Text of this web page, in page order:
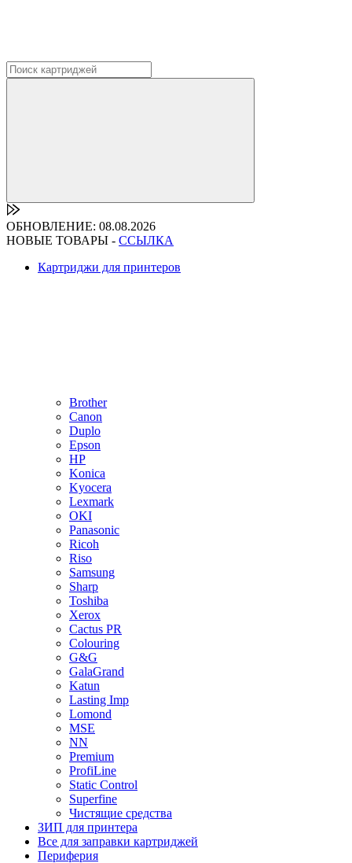
ОБНОВЛЕНИЕ: 08.08.2026
НОВЫЕ ТОВАРЫ - ССЫЛКА
Картриджи для принтеров
Brother
Canon
Duplo
Epson
HP
Konica
Kyocera
Lexmark
OKI
Panasonic
Ricoh
Riso
Samsung
Sharp
Toshiba
Xerox
Cactus PR
Colouring
G&G
GalaGrand
Katun
Lasting Imp
Lomond
MSE
NN
Premium
ProfiLine
Static Control
Superfine
Чистящие средства
ЗИП для принтера
Все для заправки картриджей
Периферия